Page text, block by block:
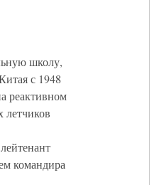
школу,
с 1948
реактивном
командира